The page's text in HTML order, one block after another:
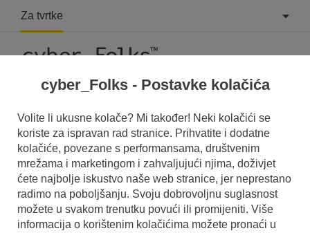
Za tvrtke
Read what it isAuthinfo in our dictionary.
It will help you better understand what exactly it isAuthinfo
and what is the meaning to you in everyday use.
cyber_Folks - Postavke kolačića
Volite li ukusne kolače? Mi također! Neki kolačići se
koriste za ispravan rad stranice. Prihvatite i dodatne
kolačiće, povezane s performansama, društvenim
mrežama i marketingom i zahvaljujući njima, doživjet
ćete najbolje iskustvo naše web stranice, jer neprestano
radimo na poboljšanju. Svoju dobrovoljnu suglasnost
možete u svakom trenutku povući ili promijeniti. Više
informacija o korištenim kolačićima možete pronaći u